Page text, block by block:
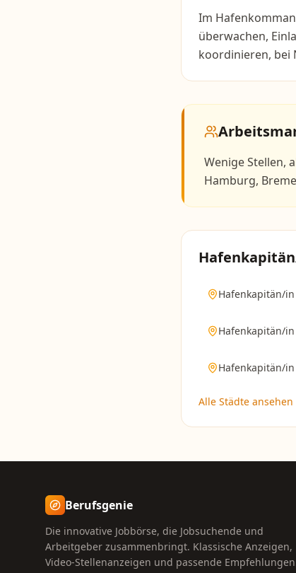
Im
überwachen,
koordinieren, bei
Wenige Stellen,
Hamburg,
Hafenkapitän/in
Hafenkapitän/in
Hafenkapitän/in
Alle Städte ansehen
Berufsgenie
Die innovative Jobbörse, die Jobsuchende und
Arbeitgeber zusammenbringt. Klassische Anzeigen,
Video-Stellenanzeigen und passende